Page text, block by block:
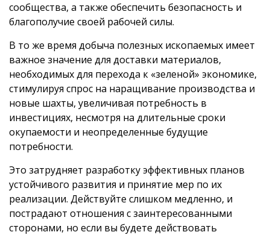
сообщества, а также обеспечить безопасность и
благополучие своей рабочей силы.
В то же время добыча полезных ископаемых имеет
важное значение для доставки материалов,
необходимых для перехода к «зеленой» экономике,
стимулируя спрос на наращивание производства и
новые шахты, увеличивая потребность в
инвестициях, несмотря на длительные сроки
окупаемости и неопределенные будущие
потребности.
Это затрудняет разработку эффективных планов
устойчивого развития и принятие мер по их
реализации. Действуйте слишком медленно, и
пострадают отношения с заинтересованными
сторонами, но если вы будете действовать